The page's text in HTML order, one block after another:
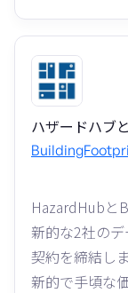
ハザードハブ
HazardHubと
新的な2社の
契約を締結し
新的で手頃な